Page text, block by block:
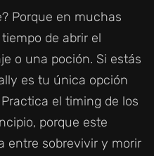
Porque en muchas
de abrir el
o una poción. Si estás
es tu única opción
el timing de los
porque este
entre sobrevivir y morir